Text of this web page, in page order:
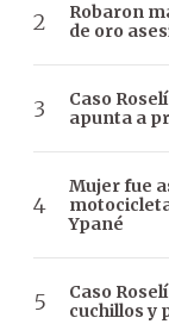
Robaron
de oro
Caso
apunta a
Mujer fue
Ypané
Caso
cuchillos y